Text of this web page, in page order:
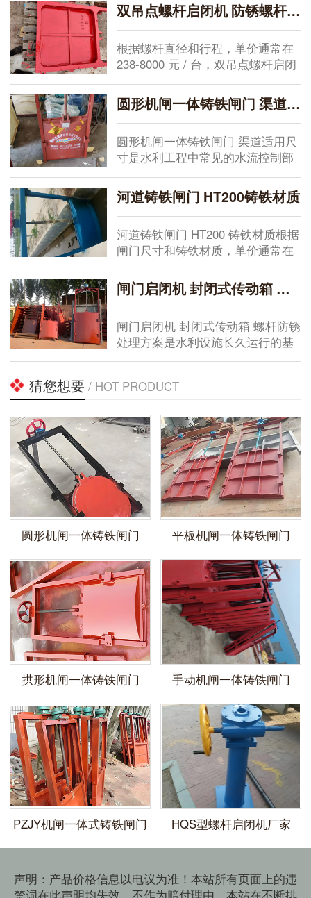
结构简单、体积小，常被用于小流
量控制场合。在实际工作中，我们
关注的是生产环节的...
双吊点螺杆启闭机 防锈螺杆 启闭机行程调节方案
根据螺杆直径和行程，单价通常在
238-8000 元 / 台，双吊点螺杆启闭
机 防锈螺杆 启闭机行程调节方案是
有助于维持水利工程设施稳定运行
的重要。在多年的项目实操中，设
备选型与后续调试紧密相连，任何
一个环...
圆形机闸一体铸铁闸门 渠道适用尺寸
圆形机闸一体铸铁闸门 渠道适用尺
寸是水利工程中常见的水流控制部
件。在多个水库、泵站及城市排水
项目中，这类设备关系到渠道输水
的稳定性。实际工作中，如何确定
规格并有助于安装质量，需要结合
具体工况与相关技...
河道铸铁闸门 HT200铸铁材质
河道铸铁闸门 HT200 铸铁材质根据
闸门尺寸和铸铁材质，单价通常在
322-2898 元 / 扇。在实际水利工程
项目里，这种闸门常被用于水库、
泵站及城市排水系统。生产环节把
控，材料选择尤为重要。...
闸门启闭机 封闭式传动箱 螺杆防锈处理方案
闸门启闭机 封闭式传动箱 螺杆防锈
处理方案是水利设施长久运行的基
础，关系到设备的使用寿命与安全
项目中观察到，许多启闭机故障并
期防护不到位...
猜您想要 / HOT PRODUCT
圆形机闸一体铸铁闸门 平板机闸一体铸铁闸门
拱形机闸一体铸铁闸门 手动机闸一体铸铁闸门
​PZJY机闸一体式铸铁闸门 HQS型螺杆启闭机厂家
声明：产品价格信息以电议为准！本站所有页面上的违